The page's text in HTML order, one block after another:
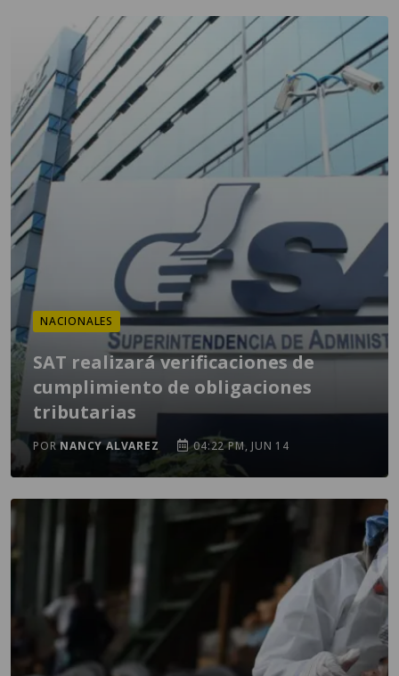
NACIONALES
SAT realizará verificaciones de
cumplimiento de obligaciones
tributarias
PORNANCY ALVAREZ 04:22 PM, JUN 14